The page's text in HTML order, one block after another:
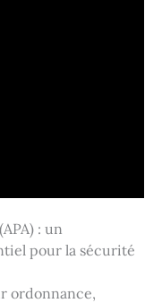
: un
pour la sécurité
ordonnance,